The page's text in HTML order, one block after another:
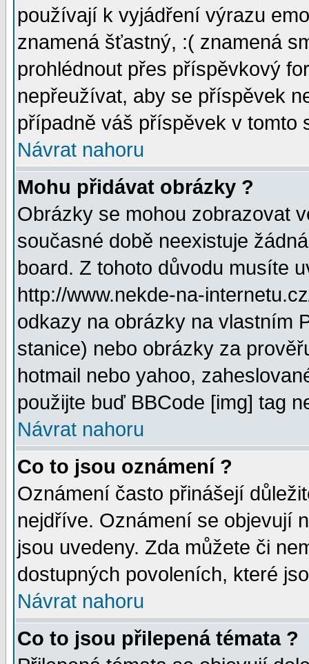
používají k vyjádření výrazu
znamená šťastný, :( znamená
prohlédnout přes příspěvkový
nepřeužívat, aby se příspěvek
případně váš příspěvek v tomto
Návrat nahoru
Mohu přidávat obrázky ?
Obrázky se mohou zobrazovat
současné době neexistuje
board. Z tohoto důvodu musíte
http://www.nekde-na-
odkazy na obrázky na vlastním
stanice) nebo obrázky za
hotmail nebo yahoo,
použijte buď BBCode [img] tag
Návrat nahoru
Co to jsou oznámení ?
Oznámení často přinášejí
nejdříve. Oznámení se objevují
jsou uvedeny. Zda můžete či
dostupných povoleních, které
Návrat nahoru
Co to jsou přilepená témata ?